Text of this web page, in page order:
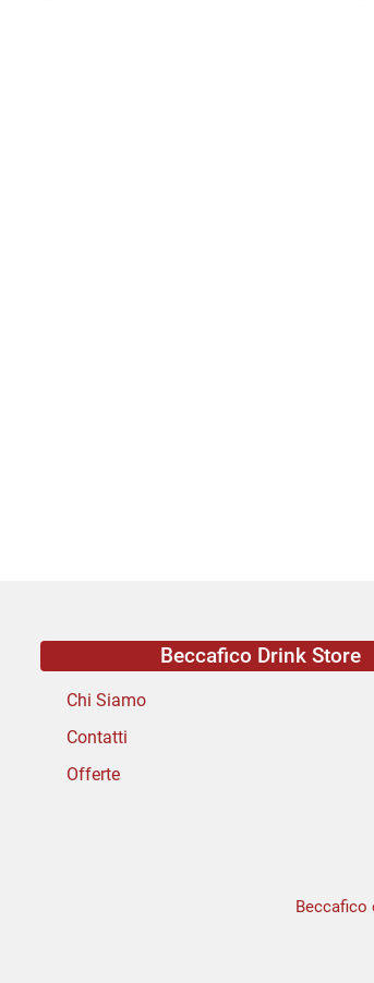
Beccafico Drink Store
Chi Siamo
Contatti
Offerte
Beccafico